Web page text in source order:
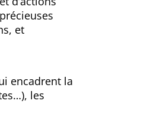
et
encadrent la
les